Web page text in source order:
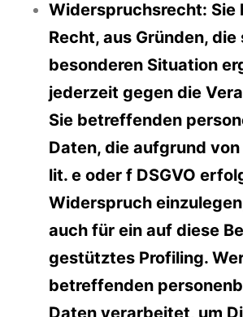
Widerspruchsrecht: Sie
Recht, aus Gründen,
besonderen Situation
jederzeit gegen die
Sie betreffenden
Daten, die aufgrund von
lit. e oder f DSGVO
Widerspruch
auch für ein auf diese
gestütztes Profiling.
betreffenden
Daten verarbeitet, um